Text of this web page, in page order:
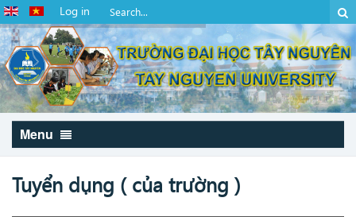
Log in
Menu
Tuyển dụng ( của trường )